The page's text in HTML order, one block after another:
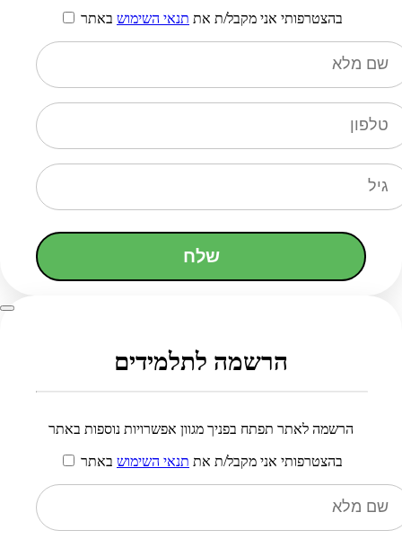
בהצטרפותי אני מקבל/ת את תנאי השימוש באתר
שלח
הרשמה לתלמידים
הרשמה לאתר תפתח בפניך מגוון אפשרויות נוספות באתר
בהצטרפותי אני מקבל/ת את תנאי השימוש באתר